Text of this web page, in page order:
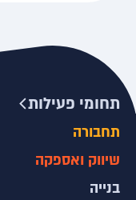
תחומי פעילות
תחבורה
שיווק ואספקה
בנייה